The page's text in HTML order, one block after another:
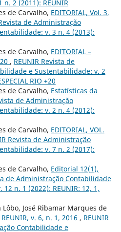
2 (2011): REUNIR
de Carvalho, EDITORIAL, Vol. 3,
de Administração
v. 3 n. 4 (2013):
de Carvalho, EDITORIAL –
, REUNIR Revista de
e Sustentabilidade: v. 2
RIO +20
de Carvalho, Estatísticas da
de Administração
v. 2 n. 4 (2012):
de Carvalho, EDITORIAL, VOL.
Revista de Administração
v. 7 n. 2 (2017):
de Carvalho, Editorial 12(1),
de Administração Contabilidade
n. 1 (2022): REUNIR: 12, 1,
Lôbo, José Ribamar Marques de
REUNIR, v. 6, n. 1, 2016 , REUNIR
Contabilidade e